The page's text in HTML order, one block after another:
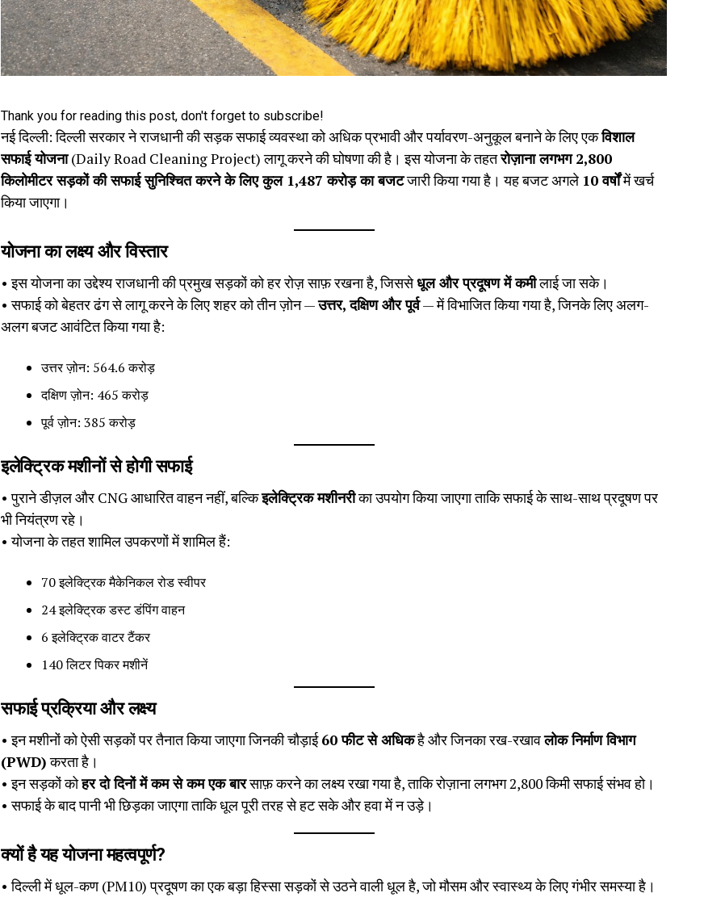
Thank you for reading this post, don't forget to subscribe!
नई दिल्ली: दिल्ली सरकार ने राजधानी की सड़क सफाई व्यवस्था को अधिक प्रभावी और पर्यावरण-अनुकूल बनाने के लिए एकविशाल
सफाई योजना(Daily Road Cleaning Project) लागू करने की घोषणा की है। इस योजना के तहतरोज़ाना लगभग 2,800
किलोमीटर सड़कों की सफाई सुनिश्चित करने के लिए कुल ₹1,487 करोड़ का बजटजारी किया गया है। यह बजट अगले 10 वर्षोंमें खर्च
किया जाएगा।
योजना का लक्ष्य और विस्तार
• इस योजना का उद्देश्य राजधानी की प्रमुख सड़कों को हर रोज़ साफ़ रखना है, जिससेधूल और प्रदूषण में कमीलाई जा सके।
• सफाई को बेहतर ढंग से लागू करने के लिए शहर को तीन ज़ोन —उत्तर, दक्षिण और पूर्व— में विभाजित किया गया है, जिनके लिए अलग-
अलग बजट आवंटित किया गया है:
उत्तर ज़ोन: ₹564.6 करोड़
दक्षिण ज़ोन: ₹465 करोड़
पूर्व ज़ोन: ₹385 करोड़
इलेक्ट्रिक मशीनों से होगी सफाई
• पुराने डीज़ल और CNG आधारित वाहन नहीं, बल्किइलेक्ट्रिक मशीनरीका उपयोग किया जाएगा ताकि सफाई के साथ-साथ प्रदूषण पर
भी नियंत्रण रहे।
• योजना के तहत शामिल उपकरणों में शामिल हैं:
70 इलेक्ट्रिक मैकेनिकल रोड स्वीपर
24 इलेक्ट्रिक डस्ट डंपिंग वाहन
6 इलेक्ट्रिक वाटर टैंकर
140 लिटर पिकर मशीनें
सफाई प्रक्रिया और लक्ष्य
• इन मशीनों को ऐसी सड़कों पर तैनात किया जाएगा जिनकी चौड़ाई60 फीट से अधिकहै और जिनका रख-रखावलोक निर्माण विभाग
(PWD)करता है।
• इन सड़कों कोहर दो दिनों में कम से कम एक बारसाफ़ करने का लक्ष्य रखा गया है, ताकि रोज़ाना लगभग 2,800 किमी सफाई संभव हो।
• सफाई के बाद पानी भी छिड़का जाएगा ताकि धूल पूरी तरह से हट सके और हवा में न उड़े।
क्यों है यह योजना महत्वपूर्ण?
• दिल्ली में धूल-कण (PM10) प्रदूषण का एक बड़ा हिस्सा सड़कों से उठने वाली धूल है, जो मौसम और स्वास्थ्य के लिए गंभीर समस्या है।